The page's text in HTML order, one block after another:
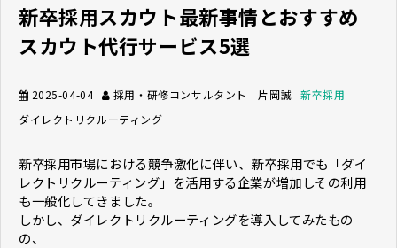
新卒採用スカウト最新事情とおすすめ
スカウト代行サービス5選
2025-04-04 採用・研修コンサルタント 片岡誠 新卒採用
ダイレクトリクルーティング
新卒採用市場における競争激化に伴い、新卒採用でも「ダイ
レクトリクルーティング」を活用する企業が増加しその利用
も一般化してきました。
しかし、ダイレクトリクルーティングを導入してみたもの
の、